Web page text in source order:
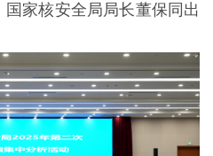
家核安全局局长董保同出